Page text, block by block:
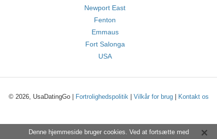
Newport East
Fenton
Emmaus
Fort Salonga
USA
© 2026, UsaDatingGo | Fortrolighedspolitik| Vilkår for brug| Kontakt os
Denne hjemmeside bruger cookies. Ved at fortsætte med